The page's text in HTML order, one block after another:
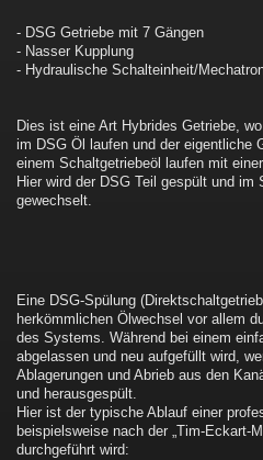
- DSG Getriebe mit 7 Gängen
- Nasser Kupplung
- Hydraulische Schalteinheit/
Dies ist eine Art Hybrides Getriebe,
im DSG Öl laufen und der eigentliche
einem Schaltgetriebeöl laufen mit
Hier wird der DSG Teil gespült und im
gewechselt.
Eine DSG-Spülung
herkömmlichen Ölwechsel vor allem
des Systems. Während bei einem
abgelassen und neu aufgefüllt wird,
Ablagerungen und Abrieb aus den
und herausgespült.
Hier ist der typische Ablauf einer
beispielsweise nach der „Tim-Eckart-
durchgeführt wird: